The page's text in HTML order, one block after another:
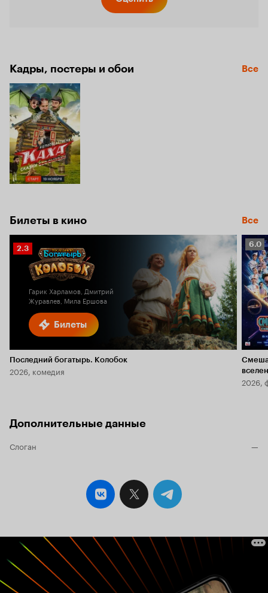
3.2
Кадры, постеры и обои Все
Билеты в кино Все
Билеты
Рейтинг
Кинопоиска
2.3
Гарик Харламов, Дмитрий
Журавлев, Мила Ершова
Последний богатырь. Колобок
2026, комедия
6.0
6.0
2026,
Дополнительные данные
Слоган —